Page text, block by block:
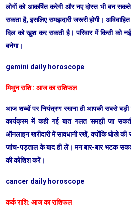
लोगों को आकर्षित करेगी और नए दोस्त भी बन
सकता है, इसलिए समझदारी जरूरी होगी।
दिल को खुश कर सकती है। परिवार में किसी को
बनेगा।
gemini daily horoscope
मिथुन राशि : आज का राशिफल
आज शब्दों पर नियंत्रण रखना ही आपकी सबसे बड़ी
कार्यक्रम में कही गई बात गलत समझी जा
ऑनलाइन खरीदारी में सावधानी रखें, क्योंकि धोखे की
जांच-पड़ताल के बाद ही लें। मन बार-बार भटक
की कोशिश करें।
cancer daily horoscope
कर्क राशि: आज का राशिफल